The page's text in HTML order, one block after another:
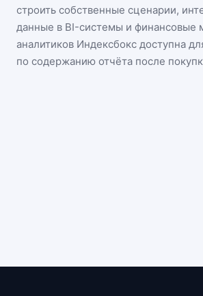
строить собственные сценарии,
данные в BI-системы и финансовые
аналитиков Индексбокс доступна
по содержанию отчёта после